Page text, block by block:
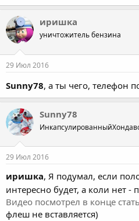
иришка
уничтожитель бензина
29 Июл 2016
Sunny78, а ты чего, телефон
Sunny78
29 Июл 2016
иришка, Я подумал, если
интересно будет, а коли нет -
Видео посмотрел в конце
флеш не вставляется)